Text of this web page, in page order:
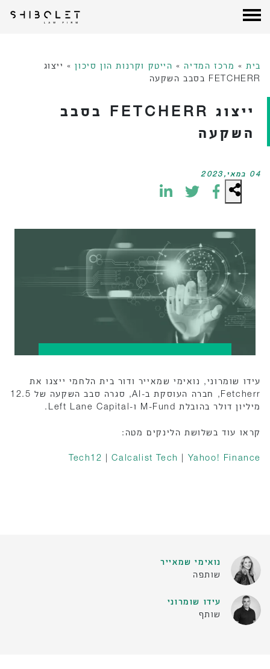
בית » מרכז המדיה» הייטק וקרנות הון סיכון» ייצוג
FETCHERR בסבב השקעה
ייצוג FETCHERR בסבב
השקעה
04 במאי,2023
עידו שומרוני, נואימי שמאייר ודור בית הלחמי ייצגו את
Fetcherr, חברה העוסקת ב-AI, סגרה סבב השקעה של 12.5
מיליון דולר בהובלת M-Fund ו-Left Lane Capital.
קראו עוד בשלושת הלינקים מטה:
Tech12 |Calcalist Tech Yahoo! Finance
נואימי שמאייר
שותפה
עידו שומרוני
שותף